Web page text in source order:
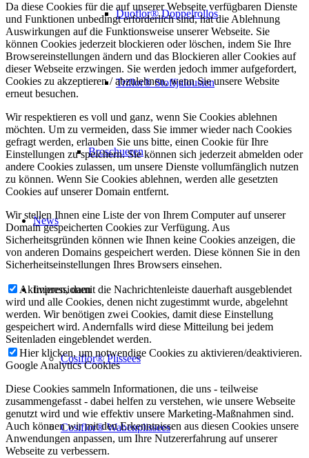
Duoflor® Doppelrollos
Triflor® Stoffjalousien
Broschueren
News
Impressionen
Cosiflor® Plissees
Cosiflor® Wabenplissees
Da diese Cookies für die auf unserer Webseite verfügbaren Dienste
und Funktionen unbedingt erforderlich sind, hat die Ablehnung
Auswirkungen auf die Funktionsweise unserer Webseite. Sie
können Cookies jederzeit blockieren oder löschen, indem Sie Ihre
Browsereinstellungen ändern und das Blockieren aller Cookies auf
dieser Webseite erzwingen. Sie werden jedoch immer aufgefordert,
Cookies zu akzeptieren / abzulehnen, wenn Sie unsere Website
erneut besuchen.
Wir respektieren es voll und ganz, wenn Sie Cookies ablehnen
möchten. Um zu vermeiden, dass Sie immer wieder nach Cookies
gefragt werden, erlauben Sie uns bitte, einen Cookie für Ihre
Einstellungen zu speichern. Sie können sich jederzeit abmelden oder
andere Cookies zulassen, um unsere Dienste vollumfänglich nutzen
zu können. Wenn Sie Cookies ablehnen, werden alle gesetzten
Cookies auf unserer Domain entfernt.
Wir stellen Ihnen eine Liste der von Ihrem Computer auf unserer
Domain gespeicherten Cookies zur Verfügung. Aus
Sicherheitsgründen können wie Ihnen keine Cookies anzeigen, die
von anderen Domains gespeichert werden. Diese können Sie in den
Sicherheitseinstellungen Ihres Browsers einsehen.
Aktivieren, damit die Nachrichtenleiste dauerhaft ausgeblendet
wird und alle Cookies, denen nicht zugestimmt wurde, abgelehnt
werden. Wir benötigen zwei Cookies, damit diese Einstellung
gespeichert wird. Andernfalls wird diese Mitteilung bei jedem
Seitenladen eingeblendet werden.
Hier klicken, um notwendige Cookies zu aktivieren/deaktivieren.
Google Analytics Cookies
Diese Cookies sammeln Informationen, die uns - teilweise
zusammengefasst - dabei helfen zu verstehen, wie unsere Webseite
genutzt wird und wie effektiv unsere Marketing-Maßnahmen sind.
Auch können wir mit den Erkenntnissen aus diesen Cookies unsere
Anwendungen anpassen, um Ihre Nutzererfahrung auf unserer
Webseite zu verbessern.